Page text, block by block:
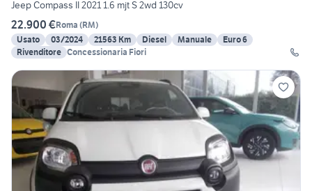
Jeep Compass II 2021 1.6 mjt S 2wd 130cv
22.900 €Roma (RM)
Usato
03/2024 21563 Km Diesel Manuale
Euro 6
Rivenditore Concessionaria Fiori